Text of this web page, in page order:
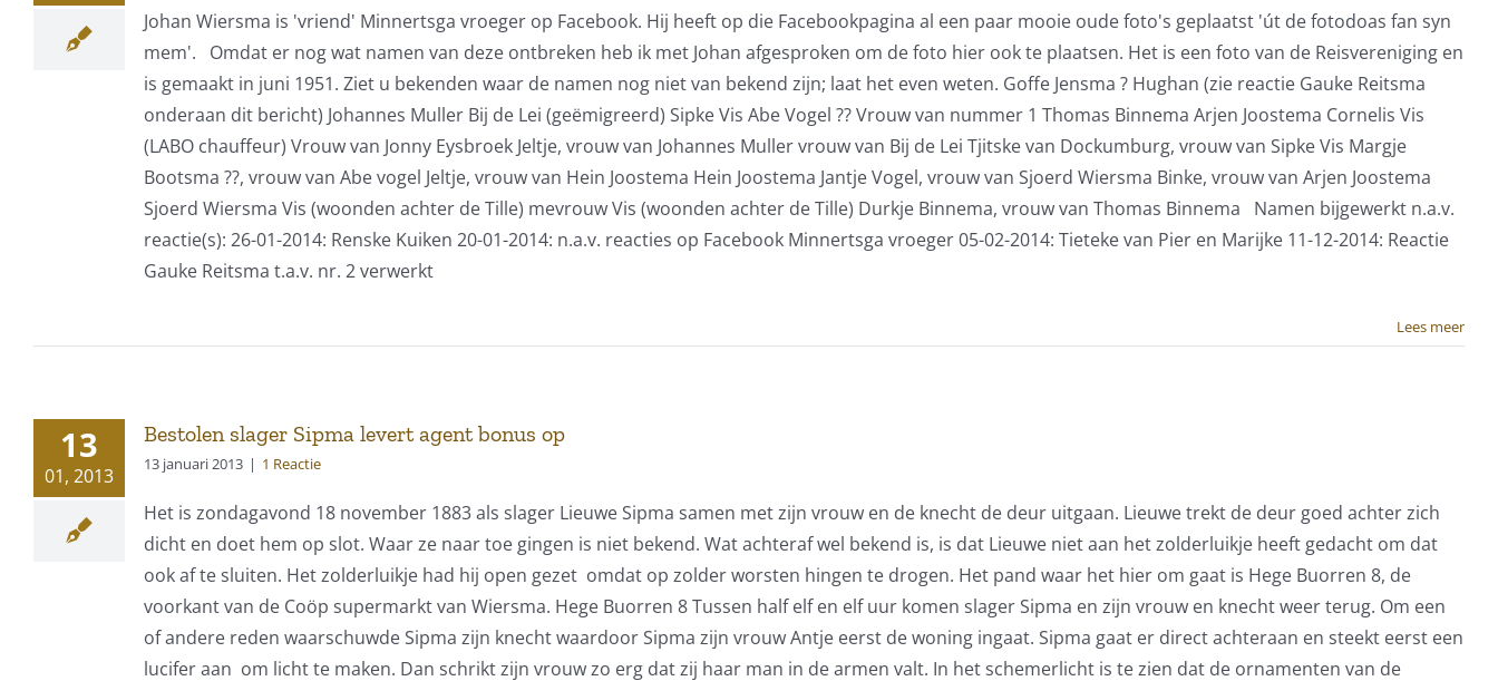
Johan Wiersma is 'vriend' Minnertsga vroeger op Facebook. Hij heeft op die Facebookpagina al een paar mooie oude foto's geplaatst 'út de fotodoas fan syn
mem'. Omdat er nog wat namen van deze ontbreken heb ik met Johan afgesproken om de foto hier ook te plaatsen. Het is een foto van de Reisvereniging en
is gemaakt in juni 1951. Ziet u bekenden waar de namen nog niet van bekend zijn; laat het even weten. Goffe Jensma ? Hughan (zie reactie Gauke Reitsma
onderaan dit bericht) Johannes Muller Bij de Lei (geëmigreerd) Sipke Vis Abe Vogel ?? Vrouw van nummer 1 Thomas Binnema Arjen Joostema Cornelis Vis
(LABO chauffeur) Vrouw van Jonny Eysbroek Jeltje, vrouw van Johannes Muller vrouw van Bij de Lei Tjitske van Dockumburg, vrouw van Sipke Vis Margje
Bootsma ??, vrouw van Abe vogel Jeltje, vrouw van Hein Joostema Hein Joostema Jantje Vogel, vrouw van Sjoerd Wiersma Binke, vrouw van Arjen Joostema
Sjoerd Wiersma Vis (woonden achter de Tille) mevrouw Vis (woonden achter de Tille) Durkje Binnema, vrouw van Thomas Binnema Namen bijgewerkt n.a.v.
reactie(s): 26-01-2014: Renske Kuiken 20-01-2014: n.a.v. reacties op Facebook Minnertsga vroeger 05-02-2014: Tieteke van Pier en Marijke 11-12-2014: Reactie
Gauke Reitsma t.a.v. nr. 2 verwerkt
Lees meer
13
01, 2013
Bestolen slager Sipma levert agent bonus op
13 januari 2013 | 1 Reactie
Het is zondagavond 18 november 1883 als slager Lieuwe Sipma samen met zijn vrouw en de knecht de deur uitgaan. Lieuwe trekt de deur goed achter zich
dicht en doet hem op slot. Waar ze naar toe gingen is niet bekend. Wat achteraf wel bekend is, is dat Lieuwe niet aan het zolderluikje heeft gedacht om dat
ook af te sluiten. Het zolderluikje had hij open gezet omdat op zolder worsten hingen te drogen. Het pand waar het hier om gaat is Hege Buorren 8, de
voorkant van de Coöp supermarkt van Wiersma. Hege Buorren 8 Tussen half elf en elf uur komen slager Sipma en zijn vrouw en knecht weer terug. Om een
of andere reden waarschuwde Sipma zijn knecht waardoor Sipma zijn vrouw Antje eerst de woning ingaat. Sipma gaat er direct achteraan en steekt eerst een
lucifer aan om licht te maken. Dan schrikt zijn vrouw zo erg dat zij haar man in de armen valt. In het schemerlicht is te zien dat de ornamenten van de